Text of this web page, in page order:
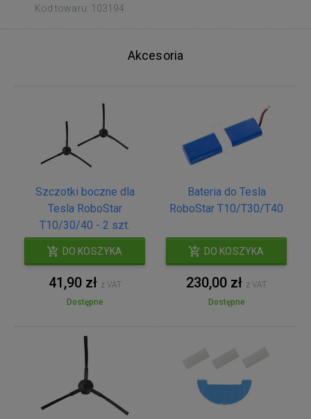
Kod towaru: 103194
Akcesoria
Szczotki boczne dla
Tesla RoboStar
T10/30/40 - 2 szt.
DO KOSZYKA
41,90 zł z VAT
Dostępne
Bateria do Tesla
RoboStar T10/T30/T40
DO KOSZYKA
230,00 zł z VAT
Dostępne